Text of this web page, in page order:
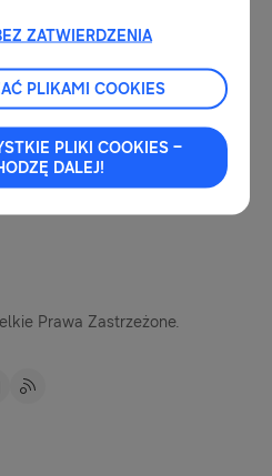
Prawa Zastrzeżone.
ZATWIERDZENIA
PLIKAMI COOKIES
PLIKI COOKIES –
DALEJ!